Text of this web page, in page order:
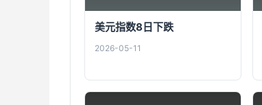
美元指数8日下跌
2026-05-11